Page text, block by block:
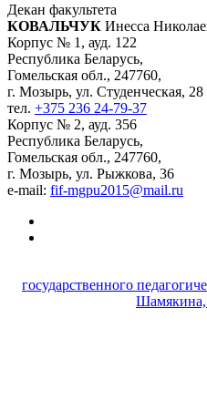
Декан факультета
КОВАЛЬЧУК Инесса
Корпус № 1, ауд. 122
Республика Беларусь,
Гомельская обл., 247760,
г. Мозырь, ул. Студенческая, 28
тел. +375 236 24-79-37
Корпус № 2, ауд. 356
Республика Беларусь,
Гомельская обл., 247760,
г. Мозырь, ул. Рыжкова, 36
e-mail: fif-mgpu2015@mail.ru
государственного
Шамякина,